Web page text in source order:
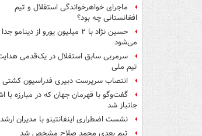
ماجرای خواهرخواندگی استقلال و تیم
افغانستانی چه بود؟
حسین نژاد با ۲ میلیون یورو از دینامو جدا
می‌شود
سرمربی سابق استقلال در یک‌قدمی
تیم ملی
انتصاب سرپرست دبیری فدراسیون کشتی
گفت‌وگو با قهرمان جهان که در مبارزه با
جانباز شد
نشست اضطراری اینفانتینو با مدیران
تیم بعدی محمد صلاح مشخص شد